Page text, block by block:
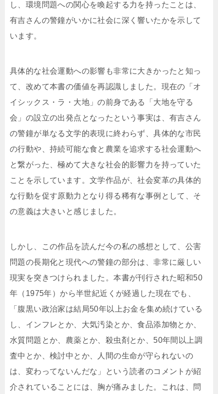
し、環境問題への関心を喚起する力を持ったことは、
有吉さんの警鐘がいかに社会に深く響いたかを示して
います。
具体的な社会運動への影響も非常に大きかったと知っ
て、改めて本書の価値を再認識しました。現在の「オ
イシックス・ラ・大地」の前身である「大地を守る
会」の設立の出発点となったという事実は、有吉さん
の警鐘が単なる文学的表現に終わらず、具体的な市民
の行動や、持続可能な食と農業を追求する社会運動へ
と繋がった、極めて大きな社会的影響力を持っていた
ことを示しています。文学作品が、社会変革の具体的
な行動を促す原動力となり得る稀有な事例として、そ
の意義は大きいと感じました。
しかし、この作品を読んだ今の私の感想として、公害
問題の長期化と現代への警鐘の部分は、非常に厳しい
現実を突きつけられました。本書が刊行された昭和50
年（1975年）から半世紀近くが経過した現在でも、
「腹黒い政治家は結局50年以上お金を集め続けている
し、インフレとか、大気汚染とか、食品添加物とか、
水質問題とか、農薬とか、殺虫剤とか、50年間以上調
査中とか、検討中とか、人間の生命が守られないの
は、変わってないんだな」という読者のコメントが紹
介されていることには、胸が痛みました。これは、問